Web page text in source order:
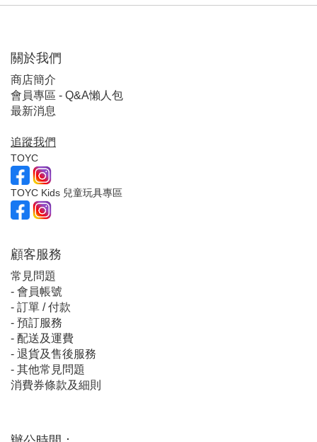
關於我們
商店簡介
會員專區 - Q&A懶人包
最新消息
追蹤我們
TOYC
TOYC Kids 兒童玩具專區
顧客服務
常見問題
- 會員帳號
- 訂單 / 付款
- 預訂服務
- 配送及運費
- 退貨及售後服務
- 其他常見問題
消費券條款及細則